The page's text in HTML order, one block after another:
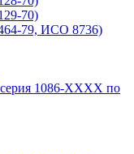
70)
79, ИСО 8736)
1086-ХХХХ по